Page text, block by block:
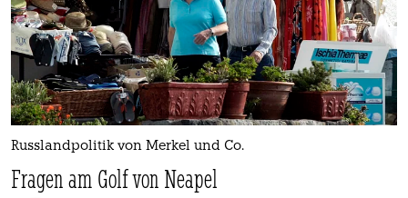
Russlandpolitik von Merkel und Co.
Fragen am Golf von Neapel